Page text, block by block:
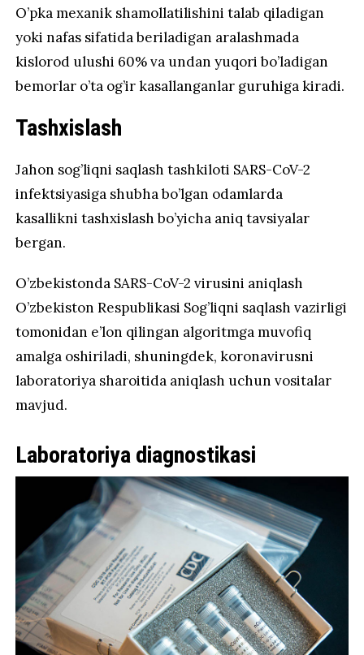
O’pka mexanik shamollatilishini talab qiladigan
yoki nafas sifatida beriladigan aralashmada
kislorod ulushi 60% va undan yuqori bo’ladigan
bemorlar o’ta og’ir kasallanganlar guruhiga kiradi.
Tashxislash
Jahon sog’liqni saqlash tashkiloti SARS-CoV-2
infektsiyasiga shubha bo’lgan odamlarda
kasallikni tashxislash bo’yicha aniq tavsiyalar
bergan.
O’zbekistonda SARS-CoV-2 virusini aniqlash
O’zbekiston Respublikasi Sog’liqni saqlash vazirligi
tomonidan e’lon qilingan algoritmga muvofiq
amalga oshiriladi, shuningdek, koronavirusni
laboratoriya sharoitida aniqlash uchun vositalar
mavjud.
Laboratoriya diagnostikasi